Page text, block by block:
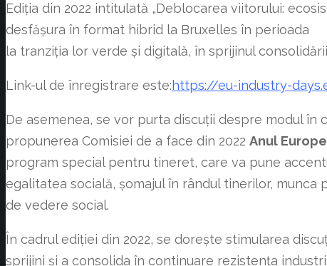
Ediția din 2022 intitulată „Deblocarea viitorului:
desfășura în format hibrid la Bruxelles în perioada
la tranziția lor verde și digitală, în sprijinul
Link-ul de înregistrare este:https://eu-industry-
De asemenea, se vor purta discuții despre modul
propunerea Comisiei de a face din 2022 Anul
program special pentru tineret, care va pune
egalitatea socială, șomajul în rândul tinerilor,
de vedere social.
În cadrul ediției din 2022, se doreşte stimularea
sprijini și a consolida în continuare rezistența